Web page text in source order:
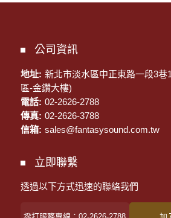
公司資訊
地址: 新北市淡水區中正東路一段3巷
區-金鑽大樓)
電話: 02-2626-2788
傳真: 02-2626-3788
信箱: sales@fantasysound.com.tw
立即聯繫
透過以下方式迅速的聯絡我們